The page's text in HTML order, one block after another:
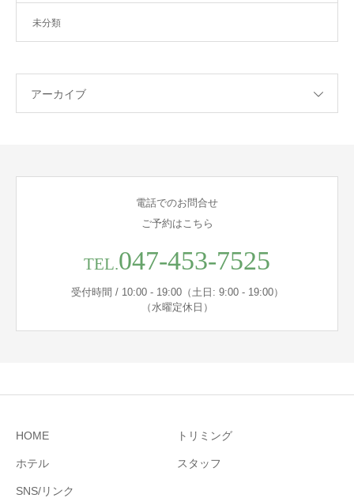
未分類
アーカイブ
電話でのお問合せ
ご予約はこちら
TEL.047-453-7525
受付時間 / 10:00 - 19:00（土日: 9:00 - 19:00）
（水曜定休日）
HOME トリミング
ホテル スタッフ
SNS/リンク